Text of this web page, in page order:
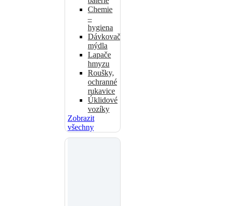
Chemie
–
hygiena
Dávkovače
mýdla
Lapače
hmyzu
Roušky,
ochranné
rukavice
Úklidové
vozíky
Zobrazit
všechny